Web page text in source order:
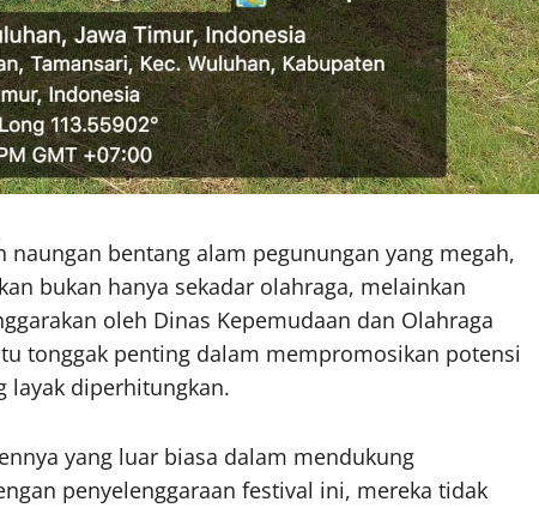
naungan bentang alam pegunungan yang megah,
bukan hanya sekadar olahraga, melainkan
oleh Dinas Kepemudaan dan Olahraga
tonggak penting dalam mempromosikan potensi
layak diperhitungkan.
yang luar biasa dalam mendukung
penyelenggaraan festival ini, mereka tidak